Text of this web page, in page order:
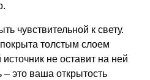
чувствительной к свету.
толстым слоем
не оставит на ней
– это ваша открытость